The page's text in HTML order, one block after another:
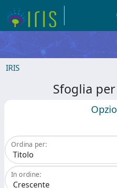
IRIS
Sfoglia
Ordina per:
In ordine: